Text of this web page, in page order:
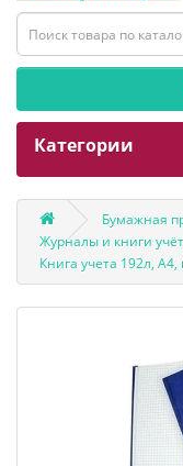
Категории
Бумажная
Журналы и книги
Книга учета 192л,